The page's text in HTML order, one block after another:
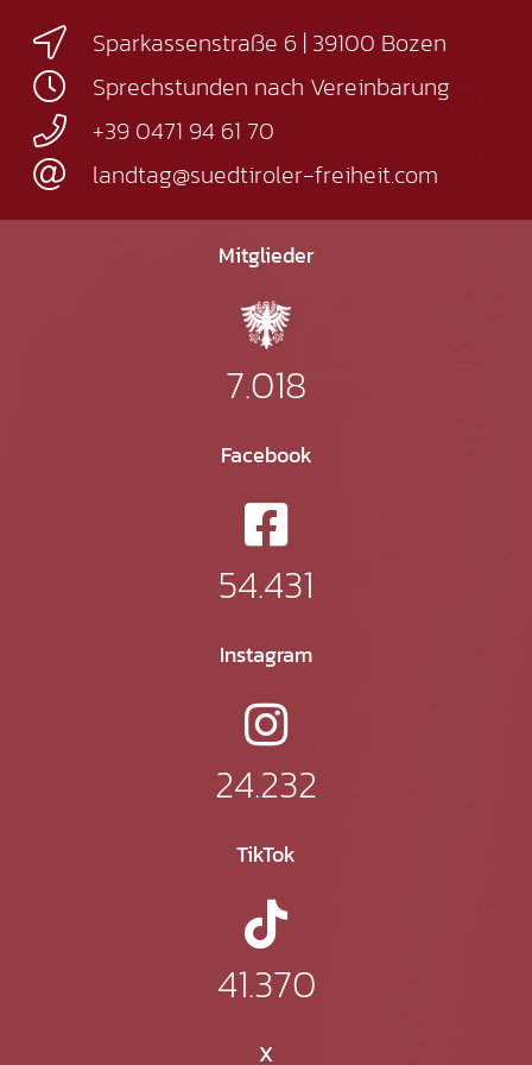
Sparkassenstraße 6 | 39100 Bozen
Sprechstunden nach Vereinbarung
+39 0471 94 61 70
landtag@suedtiroler-freiheit.com
Mitglieder
7.018
Facebook
54.431
Instagram
24.232
TikTok
41.370
X